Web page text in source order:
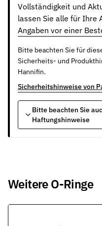
Vollständigkeit und
lassen Sie alle für Ihre
Angaben vor einer
Bitte beachten Sie für
Sicherheits- und
Hannifin.
Sicherheitshinweise von
Bitte beachten Sie
Haftungshinweise
Weitere O-Ringe